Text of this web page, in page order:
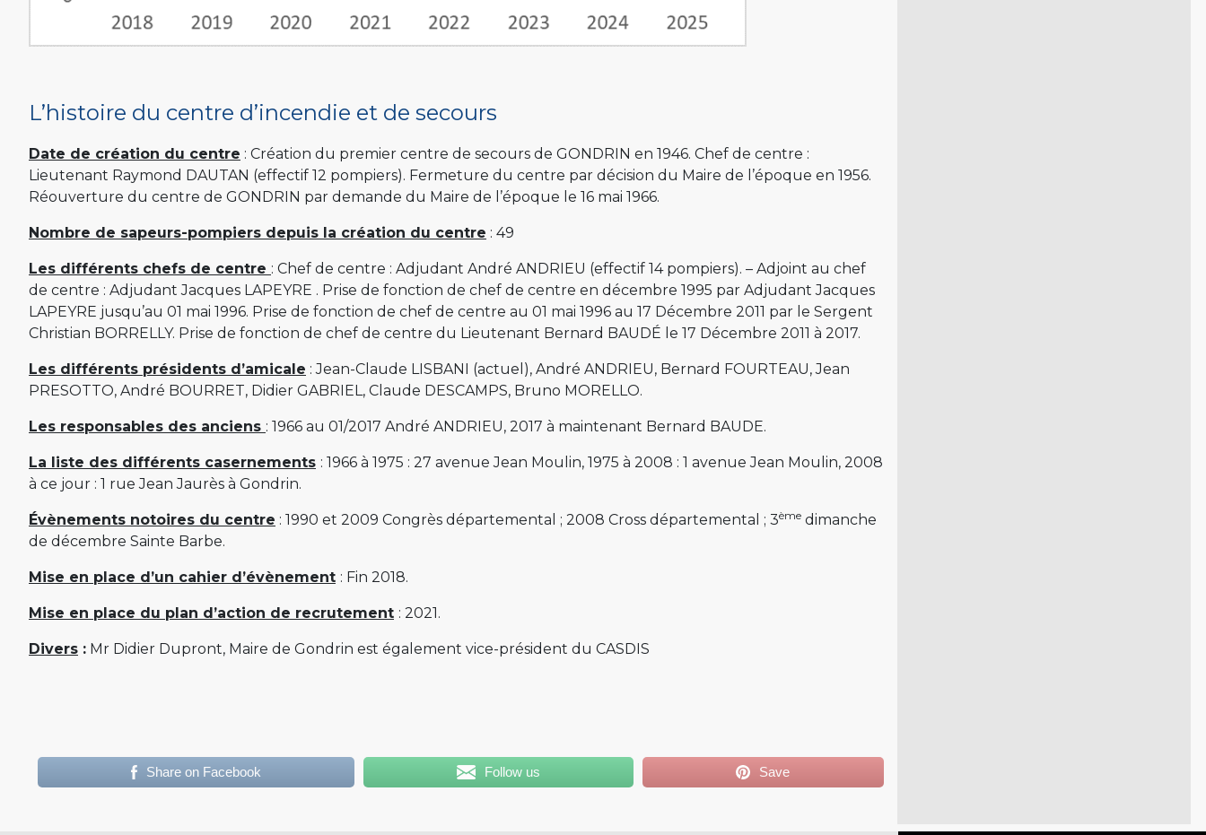
L’histoire du centre d’incendie et de secours
Date de création du centre : Création du premier centre de secours de GONDRIN en 1946. Chef de centre :
Lieutenant Raymond DAUTAN (effectif 12 pompiers). Fermeture du centre par décision du Maire de l’époque en 1956.
Réouverture du centre de GONDRIN par demande du Maire de l’époque le 16 mai 1966.
Nombre de sapeurs-pompiers depuis la création du centre : 49
Les différents chefs de centre : Chef de centre : Adjudant André ANDRIEU (effectif 14 pompiers). – Adjoint au chef
de centre : Adjudant Jacques LAPEYRE . Prise de fonction de chef de centre en décembre 1995 par Adjudant Jacques
LAPEYRE jusqu’au 01 mai 1996. Prise de fonction de chef de centre au 01 mai 1996 au 17 Décembre 2011 par le Sergent
Christian BORRELLY. Prise de fonction de chef de centre du Lieutenant Bernard BAUDÉ le 17 Décembre 2011 à 2017.
Les différents présidents d’amicale : Jean-Claude LISBANI (actuel), André ANDRIEU, Bernard FOURTEAU, Jean
PRESOTTO, André BOURRET, Didier GABRIEL, Claude DESCAMPS, Bruno MORELLO.
Les responsables des anciens : 1966 au 01/2017 André ANDRIEU, 2017 à maintenant Bernard BAUDE.
La liste des différents casernements : 1966 à 1975 : 27 avenue Jean Moulin, 1975 à 2008 : 1 avenue Jean Moulin, 2008
à ce jour : 1 rue Jean Jaurès à Gondrin.
Évènements notoires du centre : 1990 et 2009 Congrès départemental ; 2008 Cross départemental ; 3ème dimanche
de décembre Sainte Barbe.
Mise en place d’un cahier d’évènement : Fin 2018.
Mise en place du plan d’action de recrutement : 2021.
Divers : Mr Didier Dupront, Maire de Gondrin est également vice-président du CASDIS
Share on Facebook Follow us Save